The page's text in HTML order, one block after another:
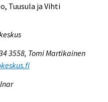
Tuusula ja Vihti
3558, Tomi Martikainen